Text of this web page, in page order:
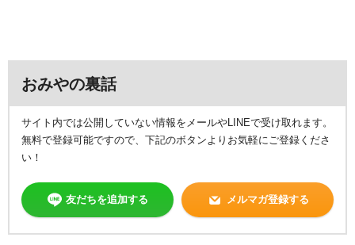
おみやの裏話
サイト内では公開していない情報をメールやLINEで受け取れます。
無料で登録可能ですので、下記のボタンよりお気軽にご登録くださ
い！
友だちを追加する メルマガ登録する